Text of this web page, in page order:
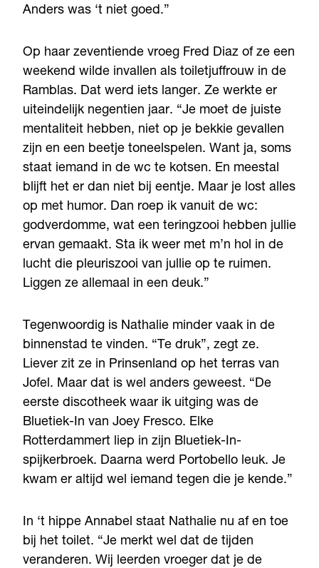
Anders was ‘t niet goed.”
Op haar zeventiende vroeg Fred Diaz of ze een
weekend wilde invallen als toiletjuffrouw in de
Ramblas. Dat werd iets langer. Ze werkte er
uiteindelijk negentien jaar. “Je moet de juiste
mentaliteit hebben, niet op je bekkie gevallen
zijn en een beetje toneelspelen. Want ja, soms
staat iemand in de wc te kotsen. En meestal
blijft het er dan niet bij eentje. Maar je lost alles
op met humor. Dan roep ik vanuit de wc:
godverdomme, wat een teringzooi hebben jullie
ervan gemaakt. Sta ik weer met m’n hol in de
lucht die pleuriszooi van jullie op te ruimen.
Liggen ze allemaal in een deuk.”
Tegenwoordig is Nathalie minder vaak in de
binnenstad te vinden. “Te druk”, zegt ze.
Liever zit ze in Prinsenland op het terras van
Jofel. Maar dat is wel anders geweest. “De
eerste discotheek waar ik uitging was de
Bluetiek-In van Joey Fresco. Elke
Rotterdammert liep in zijn Bluetiek-In-
spijkerbroek. Daarna werd Portobello leuk. Je
kwam er altijd wel iemand tegen die je kende.”
In ‘t hippe Annabel staat Nathalie nu af en toe
bij het toilet. “Je merkt wel dat de tijden
veranderen. Wij leerden vroeger dat je de